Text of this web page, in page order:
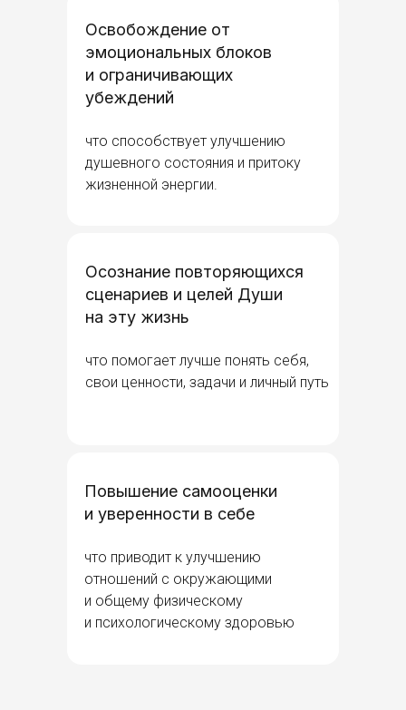
что способствует улучшению
душевного состояния и притоку
жизненной энергии.
Освобождение от
эмоциональных блоков
и ограничивающих
убеждений
что помогает лучше понять себя,
свои ценности, задачи и личный путь
Осознание повторяющихся
сценариев и целей Души
на эту жизнь
Повышение самооценки
и уверенности в себе
что приводит к улучшению
отношений с окружающими
и общему физическому
и психологическому здоровью